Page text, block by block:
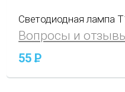
Светодиодная лампа
Вопросы и
55P